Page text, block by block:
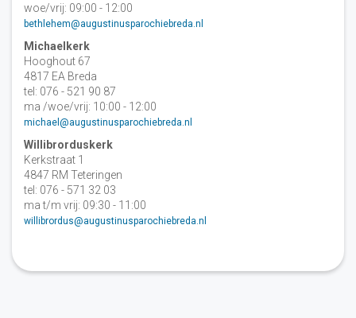
woe/vrij: 09:00 - 12:00
bethlehem@augustinusparochiebreda.nl
Michaelkerk
Hooghout 67
4817 EA Breda
tel: 076 - 521 90 87
ma /woe/vrij: 10:00 - 12:00
michael@augustinusparochiebreda.nl
Willibrorduskerk
Kerkstraat 1
4847 RM Teteringen
tel: 076 - 571 32 03
ma t/m vrij: 09:30 - 11:00
willibrordus@augustinusparochiebreda.nl